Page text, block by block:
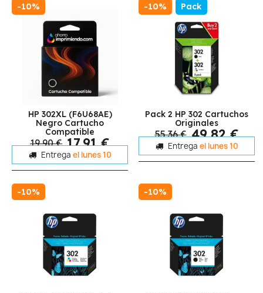
-10%
HP 302XL (F6U68AE)
Negro Cartucho
Compatible
19,90 € 17,91 €
Entrega el lunes 10
-10% Pack
Pack 2 HP 302 Cartuchos
Originales
55,36 € 49,82 €
Entrega el lunes 10
-10% -10%